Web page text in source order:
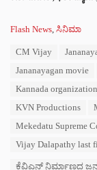
C
Flash News ಸಿನಿಮಾ
CM Vijay
Jananayagan movie
Kannada
KVN Productions
Mekedatu Supreme
Vijay Dalapathy last
ಕೆವಿಎನ್ ನಿರ್ಮಾಣದ